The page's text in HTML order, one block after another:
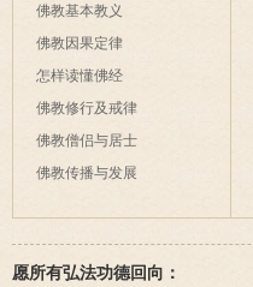
佛教基本教义
佛教因果定律
怎样读懂佛经
佛教修行及戒律
佛教僧侣与居士
佛教传播与发展
愿所有弘法功德回向：